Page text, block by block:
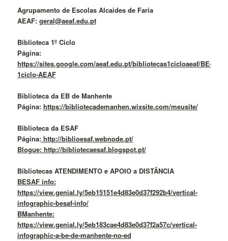
Agrupamento de Escolas Alcaides de Faria
AEAF: geral@aeaf.edu.pt
Biblioteca 1º Ciclo
Página:
https://sites.google.com/aeaf.edu.pt/bibliotecas1cicloaeaf/BE-
1ciclo-AEAF
Biblioteca da EB de Manhente
Página: https://bibliotecademanhen.wixsite.com/meusite/
Biblioteca da ESAF
Página:http://biblioesaf.webnode.pt/
Blogue: http://bibliotecaesaf.blogspot.pt/
Bibliotecas ATENDIMENTO e APOIO a DISTÂNCIA
BESAF info:
https://view.genial.ly/5eb15151e4d83e0d37f292b4/vertical-
infographic-besaf-info/
BManhente:
https://view.genial.ly/5eb183cae4d83e0d37f2a57c/vertical-
infographic-a-be-de-manhente-no-ed